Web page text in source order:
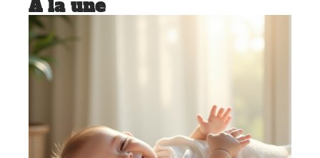
À la une